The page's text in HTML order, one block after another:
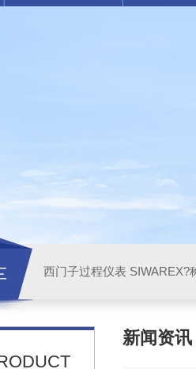
西门子过程仪表 SIWAREX?
新闻资讯